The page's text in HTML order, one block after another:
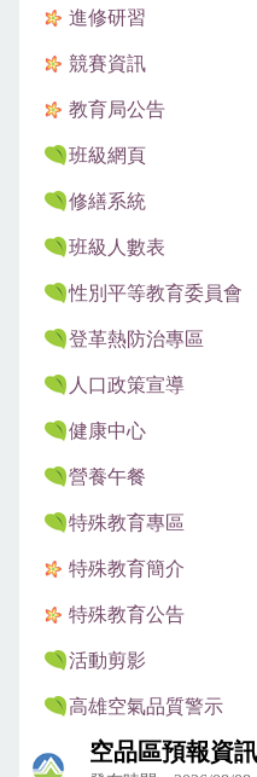
進修研習
競賽資訊
教育局公告
班級網頁
修繕系統
班級人數表
性別平等教育委員會
登革熱防治專區
人口政策宣導
健康中心
營養午餐
特殊教育專區
特殊教育簡介
特殊教育公告
活動剪影
高雄空氣品質警示